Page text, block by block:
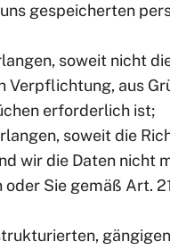
gespeicherten
soweit nicht
Verpflichtung, aus
erforderlich ist;
soweit die
wir die Daten nicht
Sie gemäß Art.